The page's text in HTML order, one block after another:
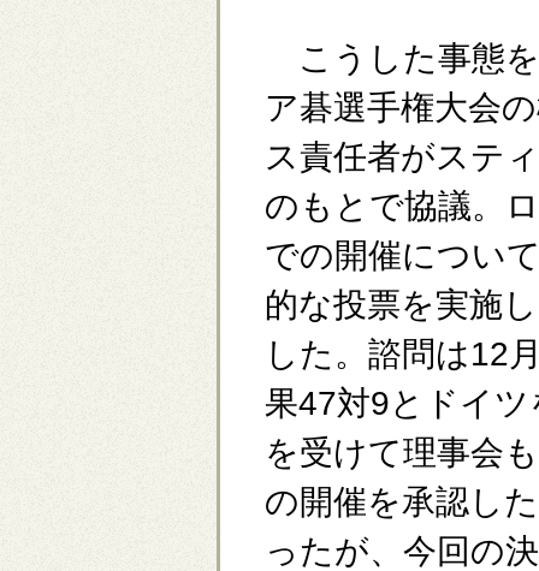
こうした事態
ア碁選手権大会
ス責任者がステ
のもとで協議。
での開催につい
的な投票を実施
した。諮問は12
果47対9とドイ
を受けて理事会
の開催を承認し
ったが、今回の